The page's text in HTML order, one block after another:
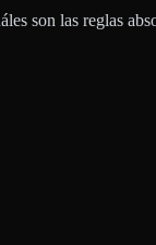
son las reglas